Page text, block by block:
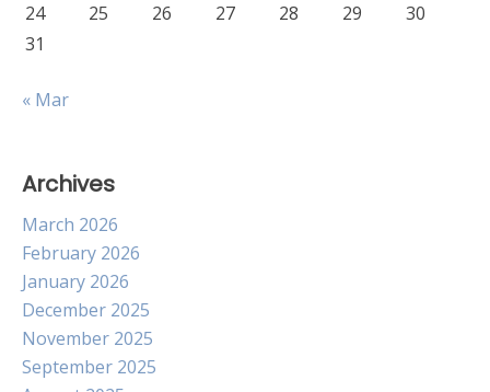
24
25 26 27 28 29
30
31
« Mar
Archives
March 2026
February 2026
January 2026
December 2025
November 2025
September 2025